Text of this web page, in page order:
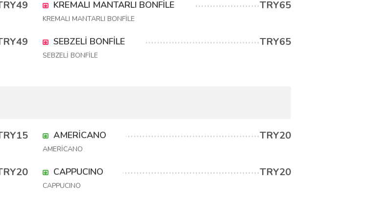
KREMALI MANTARLI BONFİLE TRY65
KREMALI MANTARLI BONFİLE
SEBZELİ BONFİLE TRY65
SEBZELİ BONFİLE
AMERİCANO TRY20
AMERİCANO
CAPPUCINO TRY20
CAPPUCINO